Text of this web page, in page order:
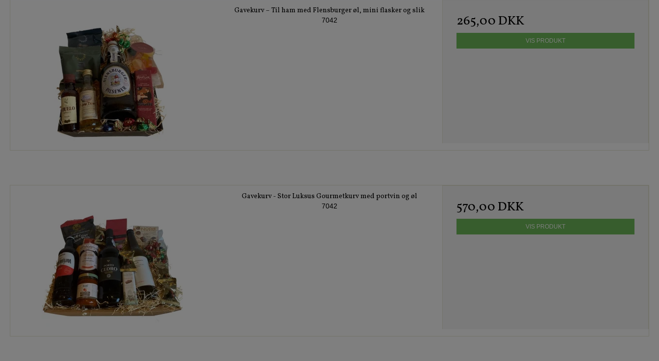
Gavekurv – Til ham med Flensburger øl, mini flasker og slik
7042 265,00 DKK
VIS PRODUKT
Gavekurv - Stor Luksus Gourmetkurv med portvin og øl
7042 570,00 DKK
VIS PRODUKT